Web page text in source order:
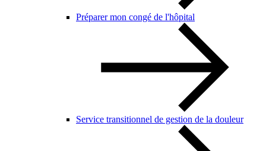
Préparer mon congé de l'hôpital
Service transitionnel de gestion de la douleur